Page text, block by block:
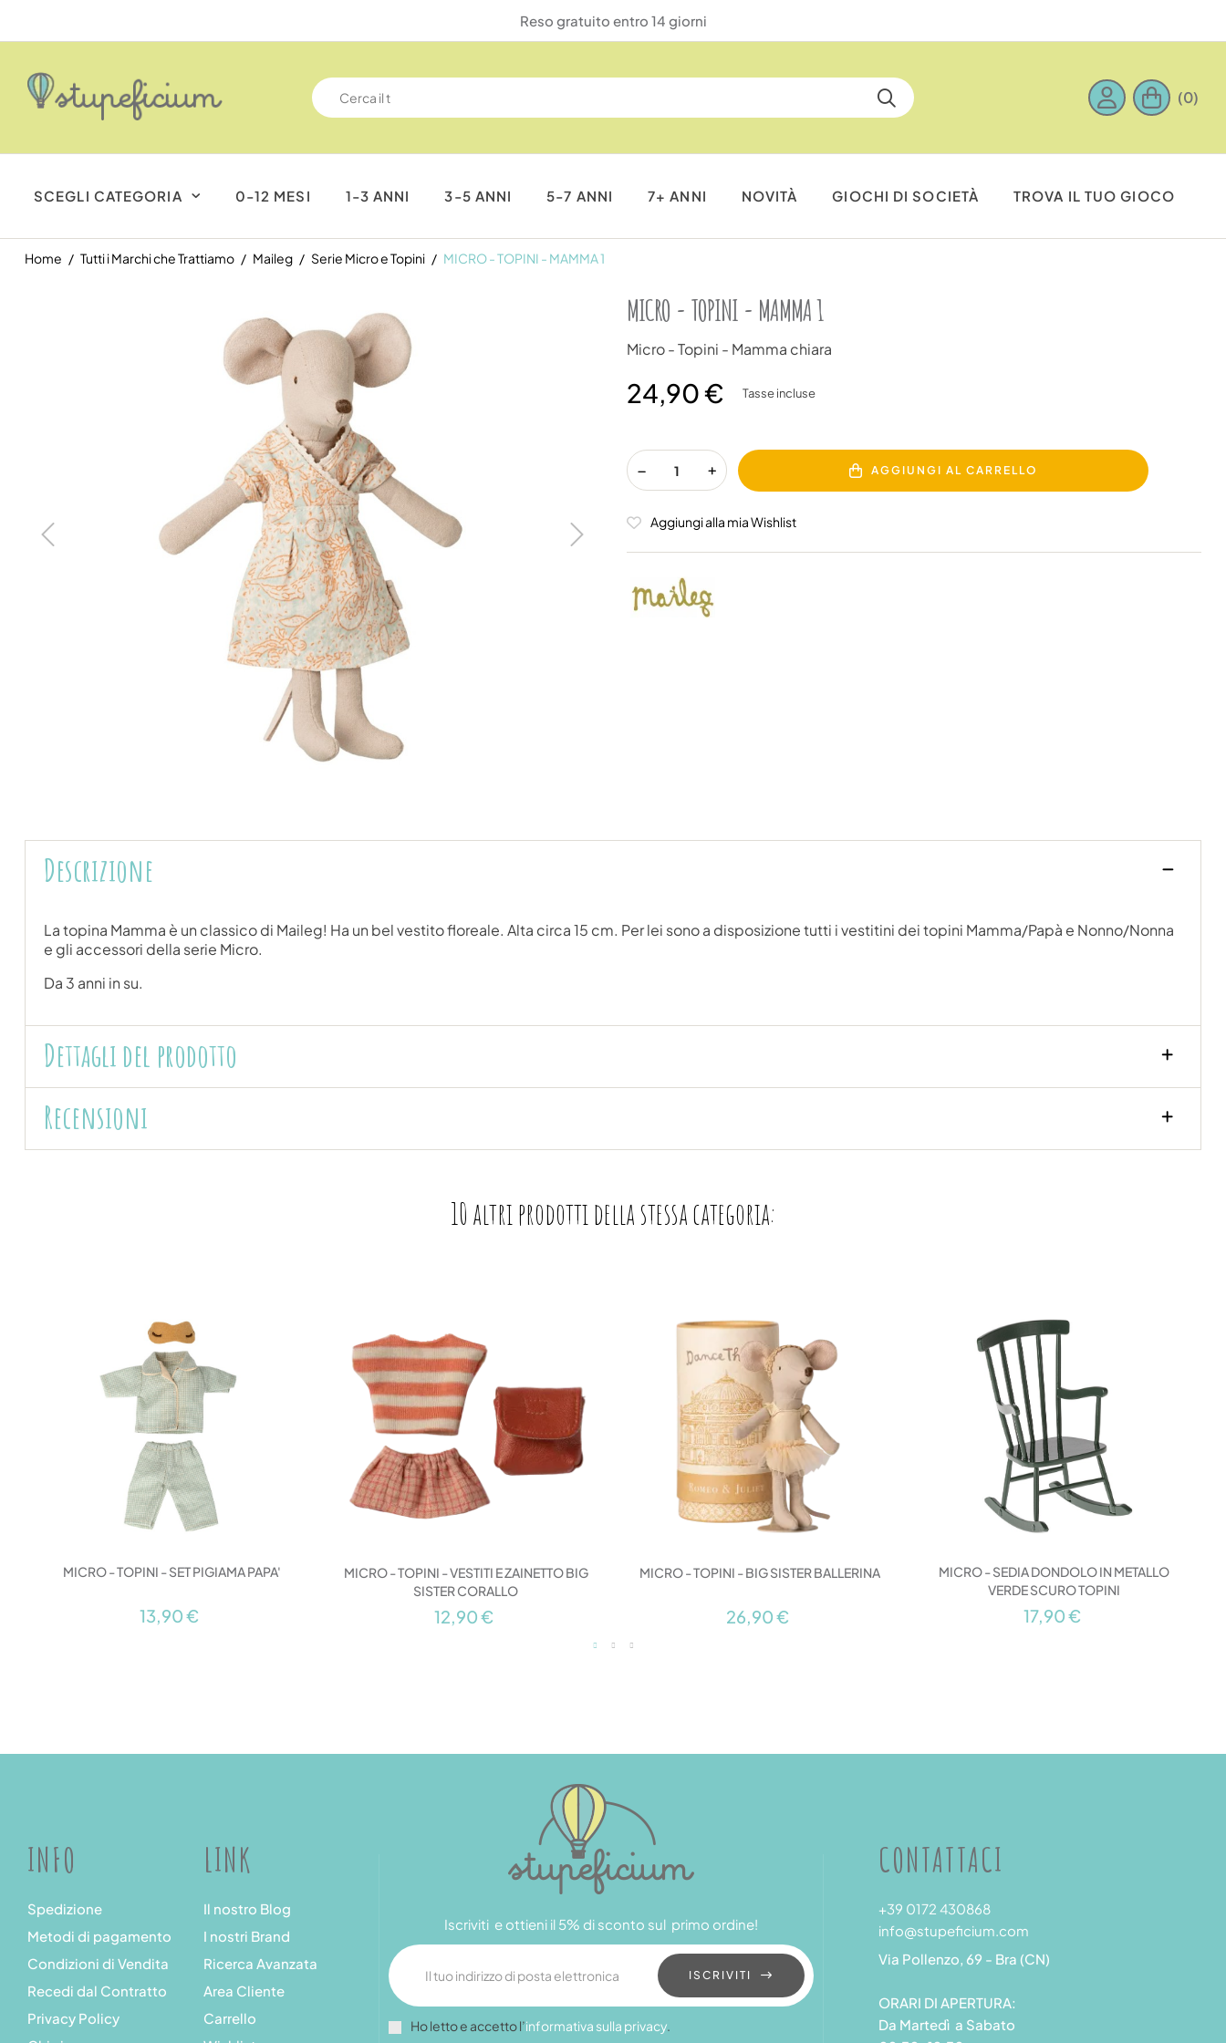
Reso gratuito entro 14 giorni
(0)
SCEGLI CATEGORIA 0-12 MESI 1-3 ANNI 3-5 ANNI 5-7 ANNI 7+ ANNI NOVITÀ GIOCHI DI SOCIETÀ TROVA IL TUO GIOCO
Home Tutti i Marchi che Trattiamo Maileg Serie Micro e Topini MICRO - TOPINI - MAMMA 1
MICRO - TOPINI - MAMMA 1
Micro - Topini - Mamma chiara
24,90 € Tasse incluse
AGGIUNGI AL CARRELLO
Aggiungi alla mia Wishlist
Descrizione
La topina Mamma è un classico di Maileg! Ha un bel vestito floreale. Alta circa 15 cm. Per lei sono a disposizione tutti i vestitini dei topini Mamma/Papà e Nonno/Nonna
e gli accessori della serie Micro.
Da 3 anni in su.
Dettagli del prodotto
Recensioni
10 altri prodotti della stessa categoria:
MICRO - TOPINI - SET PIGIAMA PAPA'
13,90 €
MICRO - TOPINI - VESTITI E ZAINETTO BIG
SISTER CORALLO
12,90 €
MICRO - TOPINI - BIG SISTER BALLERINA
26,90 €
MICRO - SEDIA DONDOLO IN METALLO
VERDE SCURO TOPINI
17,90 €
INFO
Spedizione
Metodi di pagamento
Condizioni di Vendita
Recedi dal Contratto
Privacy Policy
LINK
Il nostro Blog
I nostri Brand
Ricerca Avanzata
Area Cliente
Carrello
Iscriviti e ottieni il 5% di sconto sul primo ordine!
ISCRIVITI
Ho letto e accetto l’informativa sulla privacy.
CONTATTACI
+39 0172 430868
info@stupeficium.com
Via Pollenzo, 69 - Bra (CN)
ORARI DI APERTURA:
Da Martedì a Sabato